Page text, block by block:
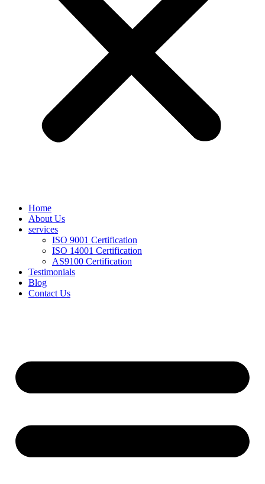
Home
About Us
services
ISO 9001 Certification
ISO 14001 Certification
AS9100 Certification
Testimonials
Blog
Contact Us